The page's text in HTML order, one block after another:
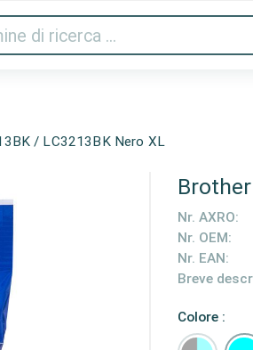
e video Stampanti e scanner
/ LC3213BK Nero XL
Nr. AXRO:
Nr. OEM:
Nr. EAN:
Breve
Colore :